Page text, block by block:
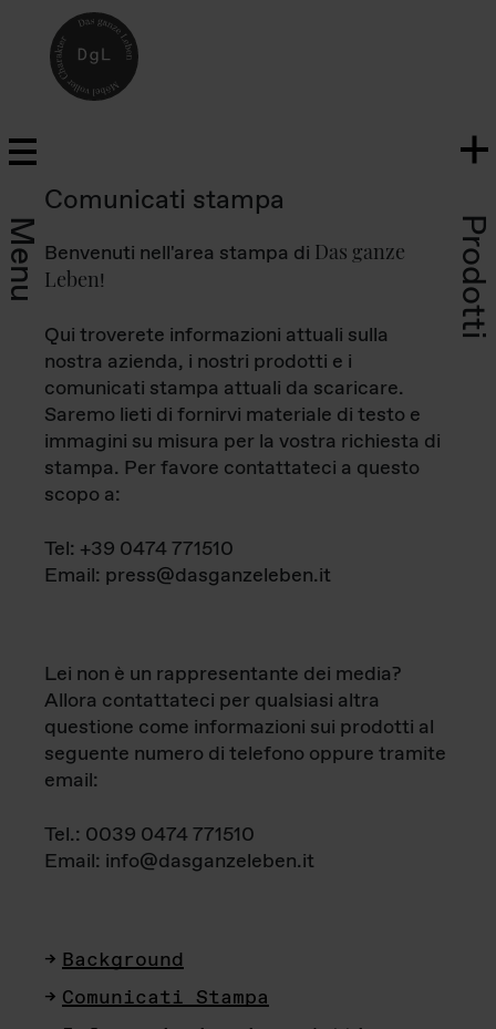
Menu Prodotti
Comunicati stampa
Benvenuti nell'area stampa di Das ganze
Leben!
Qui troverete informazioni attuali sulla
nostra azienda, i nostri prodotti e i
comunicati stampa attuali da scaricare.
Saremo lieti di fornirvi materiale di testo e
immagini su misura per la vostra richiesta di
stampa. Per favore contattateci a questo
scopo a:
Tel: +39 0474 771510
Email: press@dasganzeleben.it
Lei non è un rappresentante dei media?
Allora contattateci per qualsiasi altra
questione come informazioni sui prodotti al
seguente numero di telefono oppure tramite
email:
Tel.: 0039 0474 771510
Email: info@dasganzeleben.it
Background
Comunicati Stampa